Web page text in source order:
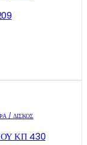
/ ΔΊΣΚΟΣ
ΚΠ 430